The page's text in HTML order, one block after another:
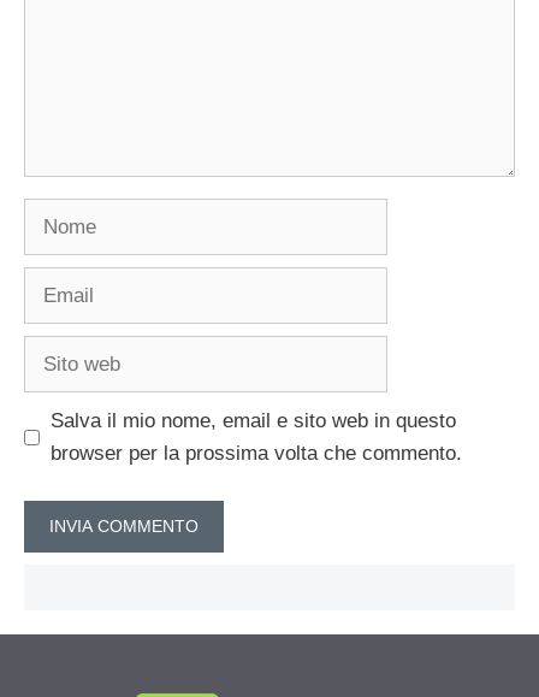
Nome
Email
Sito
Salva il mio nome, email e sito web in questo
browser per la prossima volta che commento.